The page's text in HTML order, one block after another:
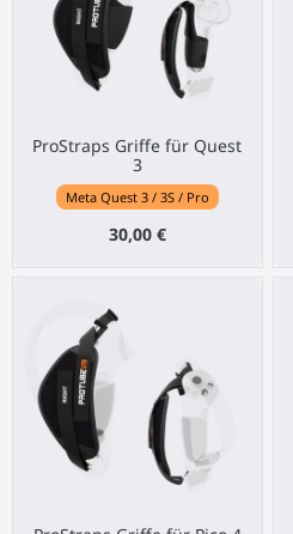
ProStraps Griffe für Quest
3
Meta Quest 3 / 3S / Pro
30,00 €